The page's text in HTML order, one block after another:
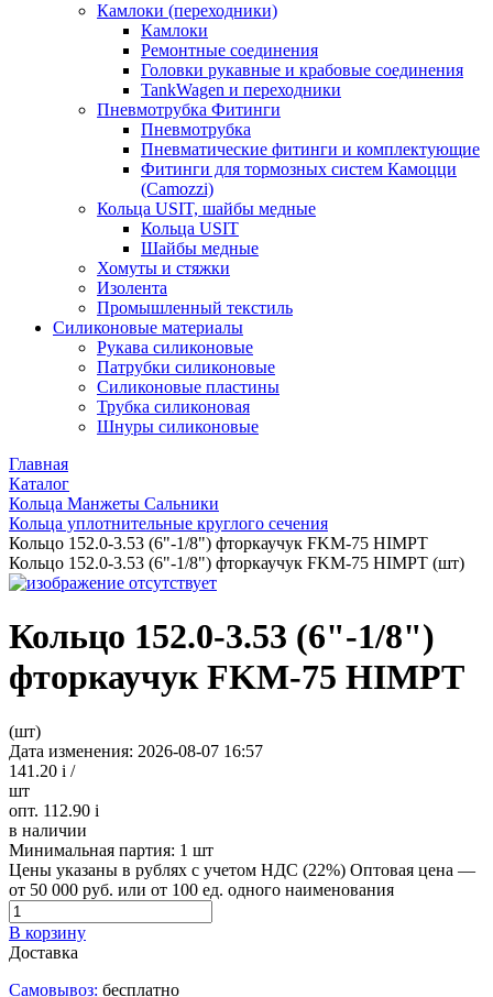
Камлоки (переходники)
Камлоки
Ремонтные соединения
Головки рукавные и крабовые соединения
TankWagen и переходники
Пневмотрубка Фитинги
Пневмотрубка
Пневматические фитинги и комплектующие
Фитинги для тормозных систем Камоцци
(Camozzi)
Кольца USIT, шайбы медные
Кольца USIT
Шайбы медные
Хомуты и стяжки
Изолента
Промышленный текстиль
Силиконовые материалы
Рукава силиконовые
Патрубки силиконовые
Силиконовые пластины
Трубка силиконовая
Шнуры силиконовые
Главная
Каталог
Кольца Манжеты Сальники
Кольца уплотнительные круглого сечения
Кольцо 152.0-3.53 (6"-1/8") фторкаучук FKM-75 HIMPT
Кольцо 152.0-3.53 (6"-1/8") фторкаучук FKM-75 HIMPT (шт)
Кольцо 152.0-3.53 (6"-1/8")
фторкаучук FKM-75 HIMPT
(шт)
Дата изменения: 2026-08-07 16:57
141.20 i /
шт
опт. 112.90 i
в наличии
Минимальная партия: 1 шт
Цены указаны в рублях с учетом НДС (22%) Оптовая цена —
от 50 000 руб. или от 100 ед. одного наименования
В корзину
Доставка
Самовывоз: бесплатно